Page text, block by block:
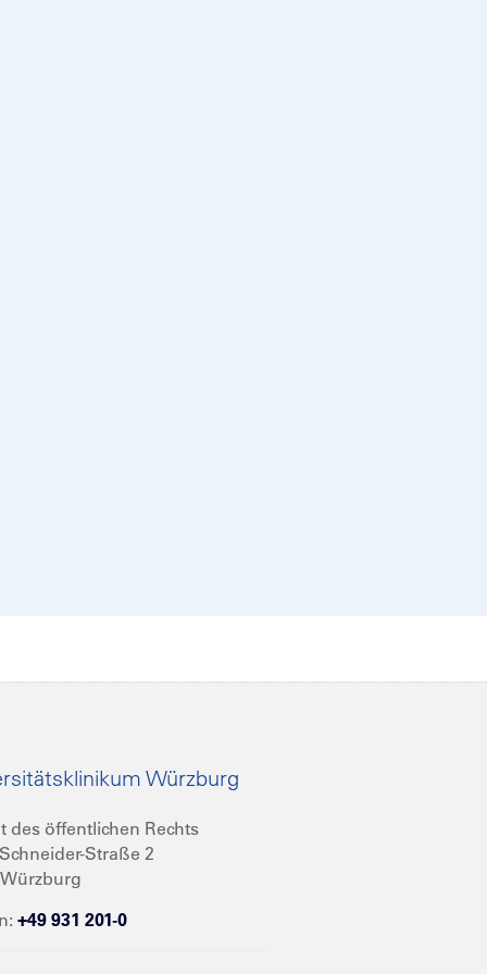
Würzburg
des öffentlichen Rechts
Straße 2
+49 931 201-0